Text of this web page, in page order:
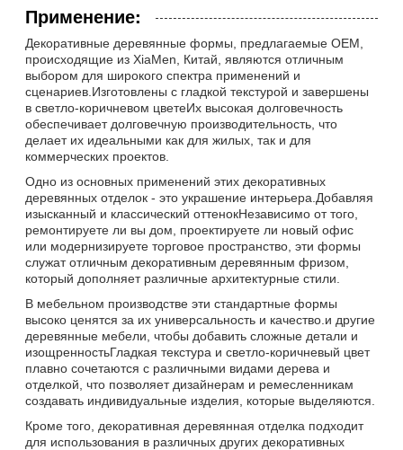
Применение:
Декоративные деревянные формы, предлагаемые OEM,
происходящие из XiaMen, Китай, являются отличным
выбором для широкого спектра применений и
сценариев.Изготовлены с гладкой текстурой и завершены
в светло-коричневом цветеИх высокая долговечность
обеспечивает долговечную производительность, что
делает их идеальными как для жилых, так и для
коммерческих проектов.
Одно из основных применений этих декоративных
деревянных отделок - это украшение интерьера.Добавляя
изысканный и классический оттенокНезависимо от того,
ремонтируете ли вы дом, проектируете ли новый офис
или модернизируете торговое пространство, эти формы
служат отличным декоративным деревянным фризом,
который дополняет различные архитектурные стили.
В мебельном производстве эти стандартные формы
высоко ценятся за их универсальность и качество.и другие
деревянные мебели, чтобы добавить сложные детали и
изощренностьГладкая текстура и светло-коричневый цвет
плавно сочетаются с различными видами дерева и
отделкой, что позволяет дизайнерам и ремесленникам
создавать индивидуальные изделия, которые выделяются.
Кроме того, декоративная деревянная отделка подходит
для использования в различных других декоративных